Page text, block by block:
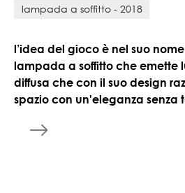
lampada a soffitto - 2018
l’idea del gioco è nel suo
lampada a soffitto che emette
diffusa che con il suo design
spazio con un'eleganza senza